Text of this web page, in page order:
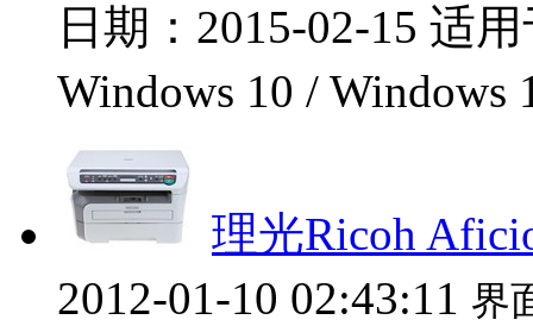
日期：2015-02-15 适
Windows 10 / Windows
理光Ricoh
2012-01-10 02:43:11 界